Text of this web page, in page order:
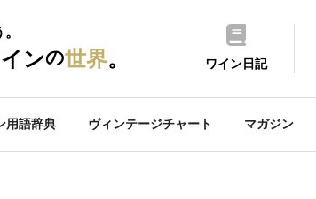
ンの世界。 ワイン日記
用語辞典 ヴィンテージチャート マガジン